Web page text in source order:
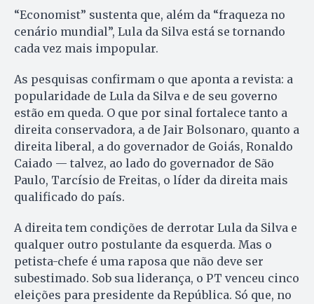
“Economist” sustenta que, além da “fraqueza no
cenário mundial”, Lula da Silva está se tornando
cada vez mais impopular.
As pesquisas confirmam o que aponta a revista: a
popularidade de Lula da Silva e de seu governo
estão em queda. O que por sinal fortalece tanto a
direita conservadora, a de Jair Bolsonaro, quanto a
direita liberal, a do governador de Goiás, Ronaldo
Caiado — talvez, ao lado do governador de São
Paulo, Tarcísio de Freitas, o líder da direita mais
qualificado do país.
A direita tem condições de derrotar Lula da Silva e
qualquer outro postulante da esquerda. Mas o
petista-chefe é uma raposa que não deve ser
subestimado. Sob sua liderança, o PT venceu cinco
eleições para presidente da República. Só que, no